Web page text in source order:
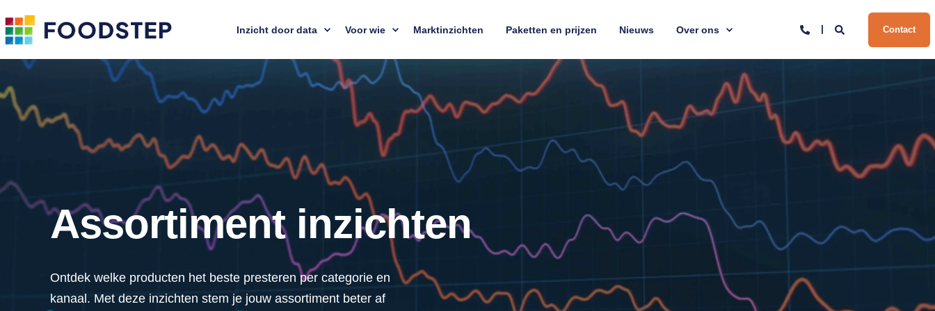
Inzicht door data Voor wie Marktinzichten Paketten en prijzen Nieuws Over ons Contact
Assortiment inzichten
Ontdek welke producten het beste presteren per categorie en
kanaal. Met deze inzichten stem je jouw assortiment beter af